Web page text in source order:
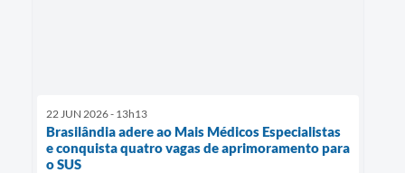
22 JUN 2026 - 13h13
Brasilândia adere ao Mais Médicos Especialistas
e conquista quatro vagas de aprimoramento para
o SUS